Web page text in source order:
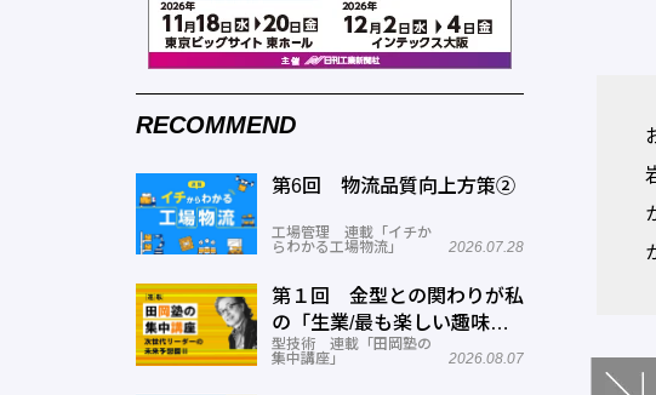
RECOMMEND
第6回 物流品質向上方策②
工場管理 連載「イチか
らわかる工場物流」
2026.07.28
第１回 金型との関わりが私
の「生業/最も楽しい趣味」
に！
型技術 連載「田岡塾の
集中講座」
2026.08.07